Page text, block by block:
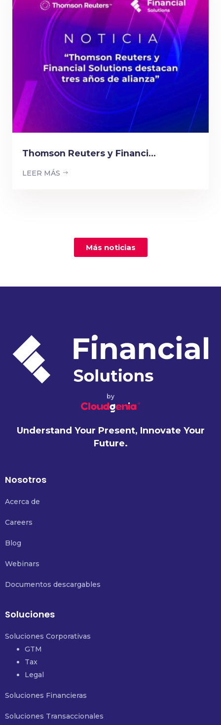
Thomson Reuters y Financi...
LEER MÁS
Más noticias
by
Understand Your Present, Innovate Your
Future.
Nosotros
Acerca de
Careers
Blog
Webinars
Documentos descargables
Soluciones
Soluciones Corporativas
GTM
Tax
Legal
Soluciones Financieras
Soluciones Transaccionales